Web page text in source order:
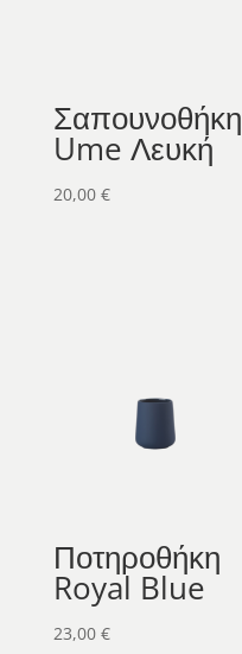
Σαπουνοθήκη
Ume Λευκή
20,00 €
Ποτηροθήκη
Royal Blue
23,00 €